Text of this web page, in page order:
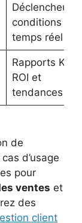
Déclencheurs
conditions en
temps réel
Rapports KPI
ROI et
tendances
de
d’usage
pour
ventes et
des
client